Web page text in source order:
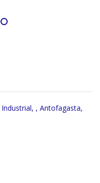
, Antofagasta,